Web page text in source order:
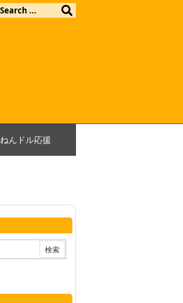
ねんドル応援